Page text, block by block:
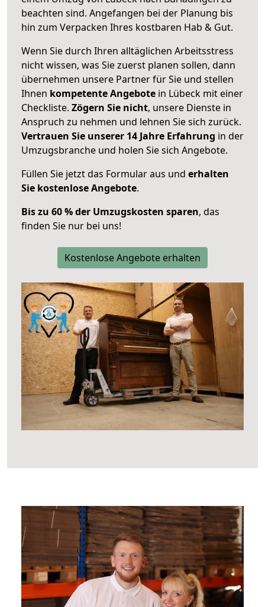
beachten sind. Angefangen bei der Planung bis
hin zum Verpacken Ihres kostbaren Hab & Gut.
Wenn Sie durch Ihren alltäglichen Arbeitsstress
nicht wissen, was Sie zuerst planen sollen, dann
übernehmen unsere Partner für Sie und stellen
Ihnen kompetente Angebote in Lübeck mit einer
Checkliste. Zögern Sie nicht, unsere Dienste in
Anspruch zu nehmen und lehnen Sie sich zurück.
Vertrauen Sie unserer 14 Jahre Erfahrung in der
Umzugsbranche und holen Sie sich Angebote.
Füllen Sie jetzt das Formular aus und erhalten
Sie kostenlose Angebote.
Bis zu 60 % der Umzugskosten sparen, das
finden Sie nur bei uns!
Kostenlose Angebote erhalten